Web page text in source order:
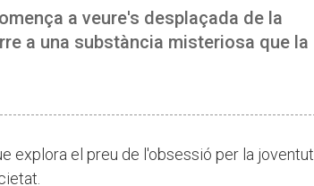
a veure's desplaçada de la
a una substància misteriosa que la
explora el preu de l'obsessió per la joventut